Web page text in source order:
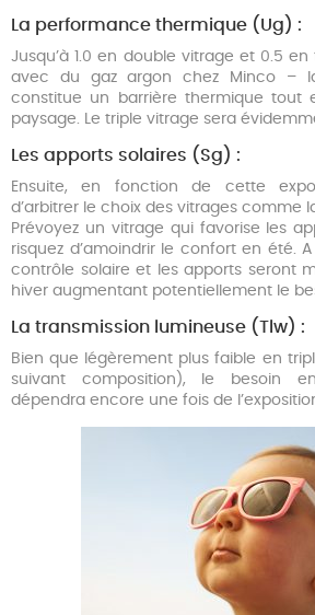
La performance thermique (Ug) :
Jusqu’à 1.0 en double vitrage et 0.5
avec du gaz argon chez Minco – la
constitue un barrière thermique tout
paysage. Le triple vitrage sera
Les apports solaires (Sg) :
Ensuite, en fonction de cette
d’arbitrer le choix des vitrages comme
Prévoyez un vitrage qui favorise les
risquez d’amoindrir le confort en été. A
contrôle solaire et les apports seront
hiver augmentant potentiellement le
La transmission lumineuse (Tlw) :
Bien que légèrement plus faible en
suivant composition), le besoin
dépendra encore une fois de